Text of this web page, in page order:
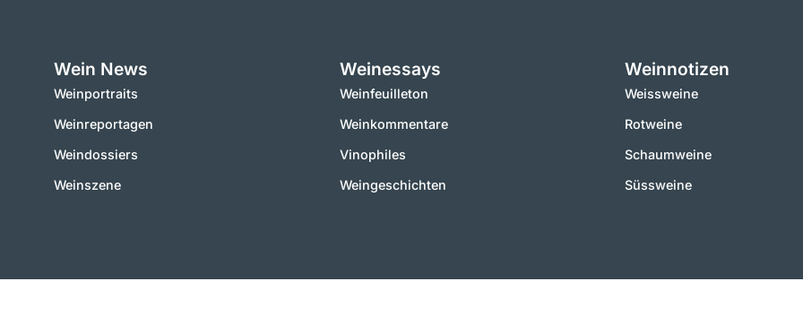
Wein News
Weinportraits
Weinreportagen
Weindossiers
Weinszene
Weinessays
Weinfeuilleton
Weinkommentare
Vinophiles
Weingeschichten
Weinnotizen
Weissweine
Rotweine
Schaumweine
Süssweine